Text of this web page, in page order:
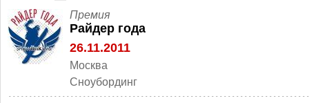
Премия
Райдер года
26.11.2011
Москва
Cноубординг